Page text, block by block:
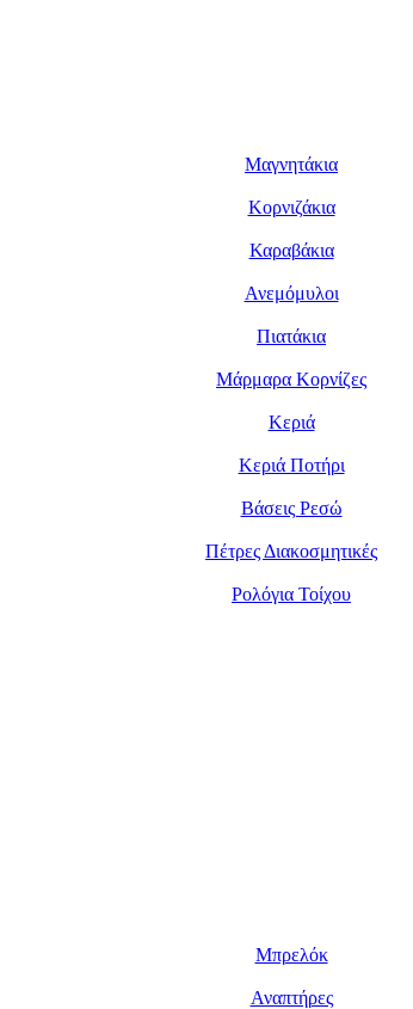
Μαγνητάκια
Κορνιζάκια
Καραβάκια
Ανεμόμυλοι
Πιατάκια
Μάρμαρα Κορνίζες
Κεριά
Κεριά Ποτήρι
Βάσεις Ρεσώ
Πέτρες Διακοσμητικές
Ρολόγια Τοίχου
Μπρελόκ
Αναπτήρες